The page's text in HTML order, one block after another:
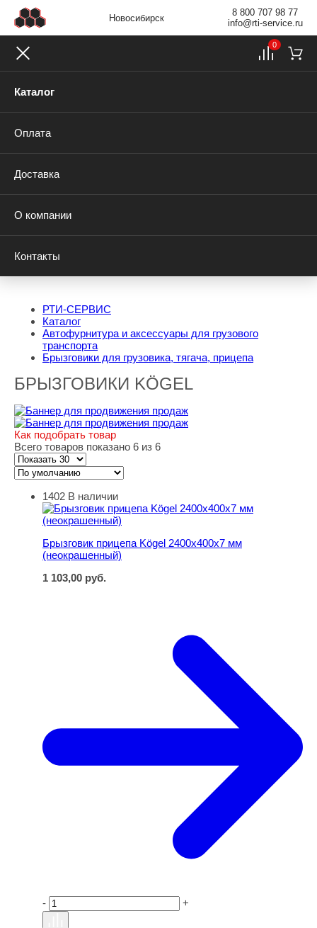
Новосибирск
8 800 707 98 77
info@rti-service.ru
Каталог
Оплата
Доставка
О компании
Контакты
0
РТИ-СЕРВИС
Каталог
Автофурнитура и аксессуары для грузового
транспорта
Брызговики для грузовика, тягача, прицепа
БРЫЗГОВИКИ KÖGEL
Как подобрать товар
Всего товаров показано 6 из 6
Брызговик прицепа Kögel 2400х400х7 мм
1402 В наличии
Брызговик прицепа Kögel 2400х400х7 мм
(неокрашенный)
1 103,00 руб.
- +